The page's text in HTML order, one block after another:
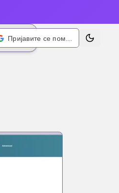
Промени